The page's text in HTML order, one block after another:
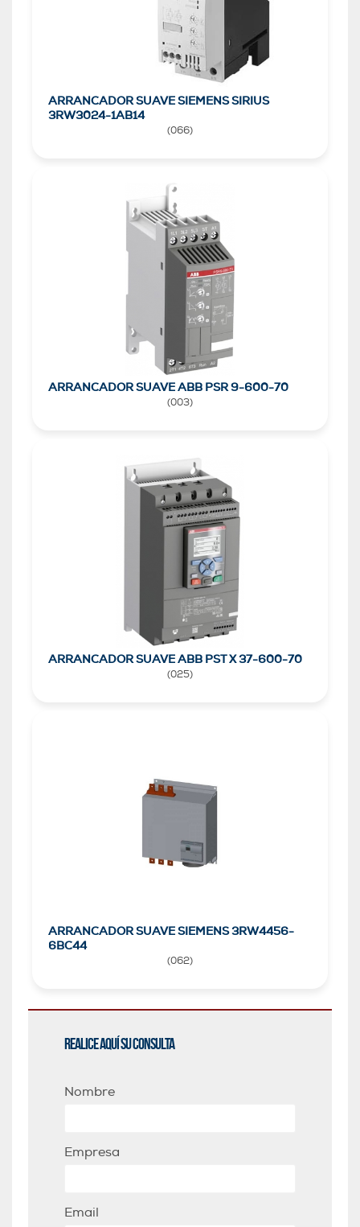
ARRANCADOR SUAVE SIEMENS SIRIUS
3RW3024-1AB14
(066)
ARRANCADOR SUAVE ABB PSR 9-600-70
(003)
ARRANCADOR SUAVE ABB PST X 37-600-70
(025)
ARRANCADOR SUAVE SIEMENS 3RW4456-
6BC44
(062)
Realice aquí su consulta
Nombre
Empresa
Email